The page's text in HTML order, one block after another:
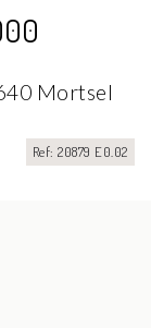
Mortsel
Ref: 20879 E0.02